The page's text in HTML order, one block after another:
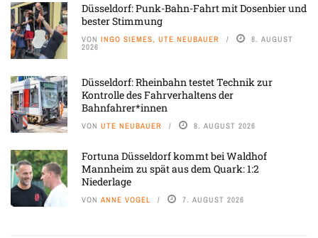
Düsseldorf: Punk-Bahn-Fahrt mit Dosenbier und
bester Stimmung
VON INGO SIEMES, UTE NEUBAUER 8. AUGUST
2026
Düsseldorf: Rheinbahn testet Technik zur
Kontrolle des Fahrverhaltens der
Bahnfahrer*innen
VON UTE NEUBAUER 8. AUGUST 2026
Fortuna Düsseldorf kommt bei Waldhof
Mannheim zu spät aus dem Quark: 1:2
Niederlage
VON ANNE VOGEL 7. AUGUST 2026